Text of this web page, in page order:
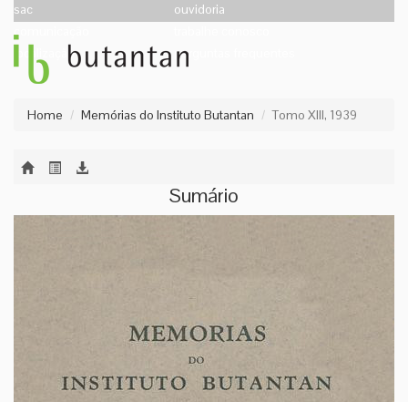
sac
ouvidoria
comunicação
localização
perguntas frequentes
Home Memórias do Instituto Butantan Tomo XIII, 1939
Sumário